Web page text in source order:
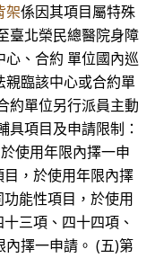
架係因其項目屬特殊
臺北榮民總醫院身障
、合約 單位國內巡
親臨該中心或合約單
約單位另行派員主動
具項目及申請限制：
使用年限內擇一申
，於使用年限內擇
能性項目，於使用
三項、四十四項、
擇一申請。 (五)第